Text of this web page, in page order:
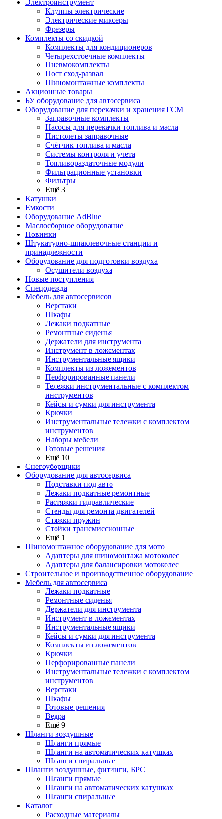
Электроинструмент
Клуппы электрические
Электрические миксеры
Фрезеры
Комплекты со скидкой
Комплекты для кондиционеров
Четырехстоечные комплекты
Пневмокомплекты
Пост сход-развал
Шиномонтажные комплекты
Акционные товары
БУ оборудование для автосервиса
Оборудование для перекачки и хранения ГСМ
Заправочные комплекты
Насосы для перекачки топлива и масла
Пистолеты заправочные
Счётчик топлива и масла
Системы контроля и учета
Топливораздаточные модули
Фильтрационные установки
Фильтры
Ещё 3
Катушки
Емкости
Оборудование AdBlue
Маслосборное оборудование
Новинки
Штукатурно-шпаклевочные станции и
принадлежности
Оборудование для подготовки воздуха
Осушители воздуха
Новые поступления
Спецодежда
Мебель для автосервисов
Верстаки
Шкафы
Лежаки подкатные
Ремонтные сиденья
Держатели для инструмента
Инструмент в ложементах
Инструментальные ящики
Комплекты из ложементов
Перфорированные панели
Тележки инструментальные с комплектом
инструментов
Кейсы и сумки для инструмента
Крючки
Инструментальные тележки с комплектом
инструментов
Наборы мебели
Готовые решения
Ещё 10
Снегоуборщики
Оборудование для автосервиса
Подставки под авто
Лежаки подкатные ремонтные
Растяжки гидравлические
Стенды для ремонта двигателей
Стяжки пружин
Стойки трансмиссионные
Ещё 1
Шиномонтажное оборудование для мото
Адаптеры для шиномонтажа мотоколес
Адаптеры для балансировки мотоколес
Строительное и производственное оборудование
Мебель для автосервиса
Лежаки подкатные
Ремонтные сиденья
Держатели для инструмента
Инструмент в ложементах
Инструментальные ящики
Кейсы и сумки для инструмента
Комплекты из ложементов
Крючки
Перфорированные панели
Инструментальные тележки с комплектом
инструментов
Верстаки
Шкафы
Готовые решения
Ведра
Ещё 9
Шланги воздушные
Шланги прямые
Шланги на автоматических катушках
Шланги спиральные
Шланги воздушные, фитинги, БРС
Шланги прямые
Шланги на автоматических катушках
Шланги спиральные
Каталог
Расходные материалы